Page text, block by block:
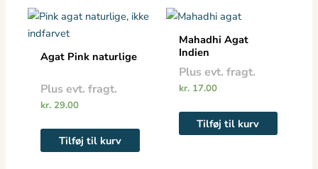
Agat Pink naturlige
Plus evt. fragt.
kr.29.00
Tilføj til kurv
Mahadhi Agat
Indien
Plus evt. fragt.
kr.17.00
Tilføj til kurv